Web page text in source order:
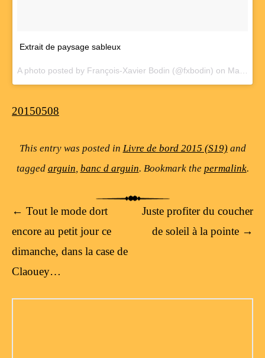
Extrait de paysage sableux
A photo posted by François-Xavier Bodin (@fxbodin) on May 8, 2015 at 5:04am PDT
20150508
This entry was posted in Livre de bord 2015 (S19)and
tagged arguin, banc d arguin. Bookmark the permalink.
Post navigation
← Tout le mode dort
encore au petit jour ce
dimanche, dans la case de
Claouey…
Juste profiter du coucher
de soleil à la pointe →